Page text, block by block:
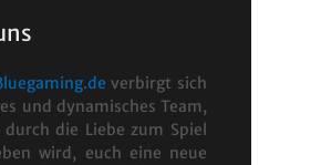
verbirgt sich
und dynamisches Team,
durch die Liebe zum Spiel
wird, euch eine neue